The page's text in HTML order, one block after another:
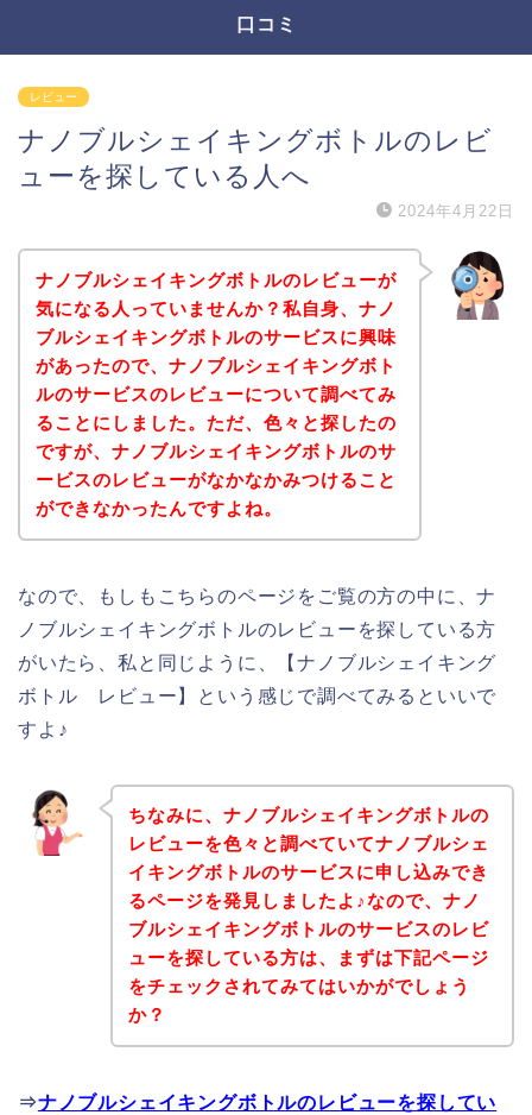
口コミ
レビュー
ナノブルシェイキングボトルのレビ
ューを探している人へ
2024年4月22日
ナノブルシェイキングボトルのレビューが
気になる人っていませんか？私自身、ナノ
ブルシェイキングボトルのサービスに興味
があったので、ナノブルシェイキングボト
ルのサービスのレビューについて調べてみ
ることにしました。ただ、色々と探したの
ですが、ナノブルシェイキングボトルのサ
ービスのレビューがなかなかみつけること
ができなかったんですよね。
なので、もしもこちらのページをご覧の方の中に、ナ
ノブルシェイキングボトルのレビューを探している方
がいたら、私と同じように、【ナノブルシェイキング
ボトル レビュー】という感じで調べてみるといいで
すよ♪
ちなみに、ナノブルシェイキングボトルの
レビューを色々と調べていてナノブルシェ
イキングボトルのサービスに申し込みでき
るページを発見しましたよ♪なので、ナノ
ブルシェイキングボトルのサービスのレビ
ューを探している方は、まずは下記ページ
をチェックされてみてはいかがでしょう
か？
⇒ナノブルシェイキングボトルのレビューを探してい